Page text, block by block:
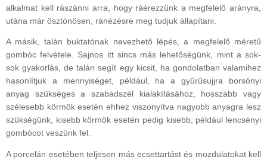
alkalmat kell rászánni arra, hogy ráérezzünk a megfelelő arányra,
utána már ösztönösen, ránézésre meg tudjuk állapítani.
A másik, talán buktatónak nevezhető lépés, a megfelelő méretű
gombóc felvétele. Sajnos itt sincs más lehetőségünk, mint a sok-
sok gyakorlás, de talán segít egy kicsit, ha gondolatban valamihez
hasonlítjuk a mennyiséget, például, ha a gyűrűsujjra borsónyi
anyag szükséges a szabadszél kialakításához, hosszabb vagy
szélesebb körmök esetén ehhez viszonyítva nagyobb anyagra lesz
szükségünk, kisebb körmök esetén pedig kisebb, például lencsényi
gombócot veszünk fel.
A porcelán esetében teljesen más ecsettartást és mozdulatokat kell